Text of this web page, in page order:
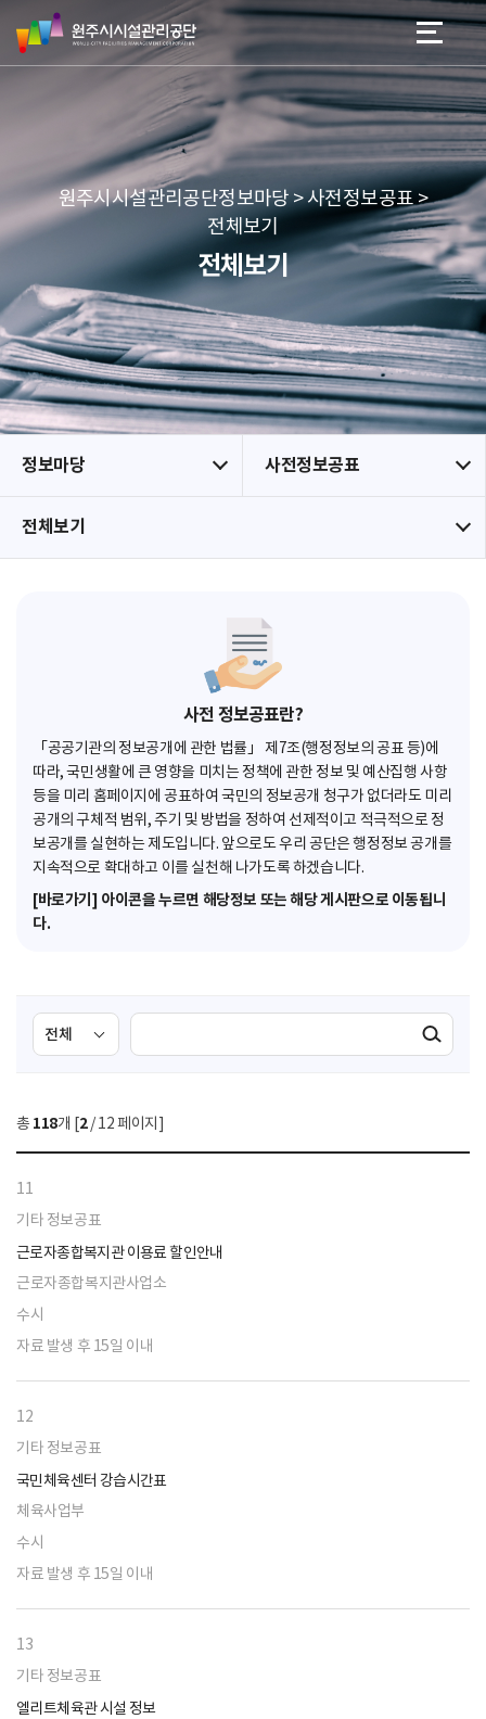
네
본문 바로가기
메뉴 바로가기
원
주
시
리
공
단
원주시시설관리공단정보마당 > 사전정보공표 >
전체보기
전체보기
정보마당 사전정보공표
전체보기
사전 정보공표란?
「공공기관의 정보공개에 관한 법률」 제7조(행정정보의 공표 등)에
따라, 국민생활에 큰 영향을 미치는 정책에 관한 정보 및 예산집행 사항
등을 미리 홈페이지에 공표하여 국민의 정보공개 청구가 없더라도 미리
공개의 구체적 범위, 주기 및 방법을 정하여 선제적이고 적극적으로 정
보공개를 실현하는 제도입니다. 앞으로도 우리 공단은 행정정보 공개를
지속적으로 확대하고 이를 실천해 나가도록 하겠습니다.
[바로가기] 아이콘을 누르면 해당정보 또는 해당 게시판으로 이동됩니
다.
검
색
선
택
색
검색실행
총 118개 [2/ 12 페이지]
11
기타 정보공표
근로자종합복지관 이용료 할인안내
근로자종합복지관사업소
수시
자료 발생 후 15일 이내
12
기타 정보공표
국민체육센터 강습시간표
체육사업부
수시
자료 발생 후 15일 이내
13
기타 정보공표
엘리트체육관 시설 정보